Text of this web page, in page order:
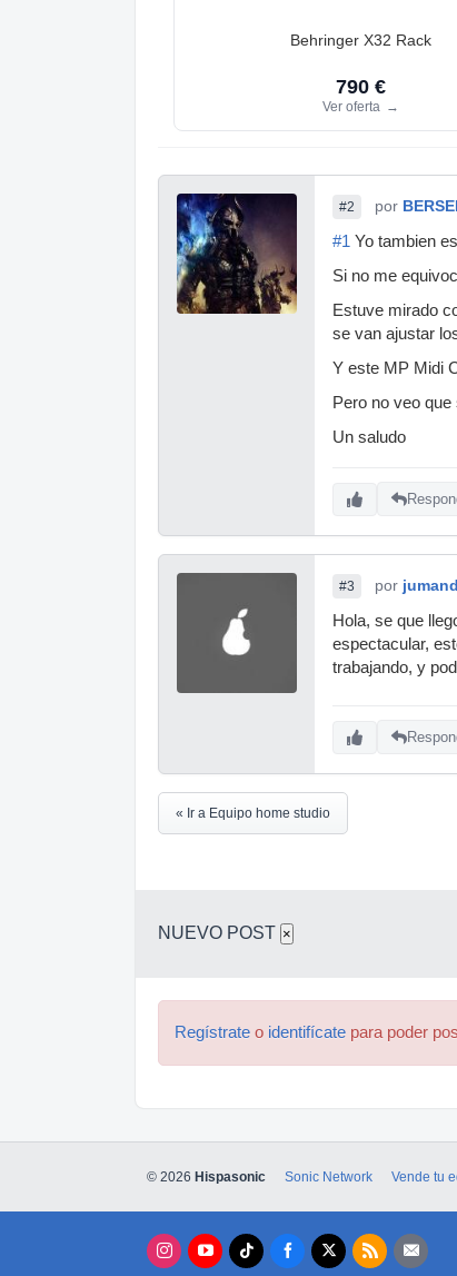
Behringer X32 Rack
790 €
Ver oferta →
#2 por
#1 Yo tambien
Si no me
Estuve mirado
se van ajustar
Y este MP Midi
Pero no veo
Un saludo
#3 por
Hola, se que
espectacular,
trabajando, y
« Ir a Equipo home studio
NUEVO POST ×
Regístrate o identifícate para poder
© 2026 Hispasonic Sonic Network Vende tu